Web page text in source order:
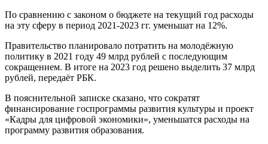
По сравнению с законом о бюджете на текущий год расходы
на эту сферу в период 2021-2023 гг. уменьшат на 12%.
Правительство планировало потратить на молодёжную
политику в 2021 году 49 млрд рублей с последующим
сокращением. В итоге на 2023 год решено выделить 37 млрд
рублей, передаёт РБК.
В пояснительной записке сказано, что сократят
финансирование госпрограммы развития культуры и проект
«Кадры для цифровой экономики», уменьшатся расходы на
программу развития образования.